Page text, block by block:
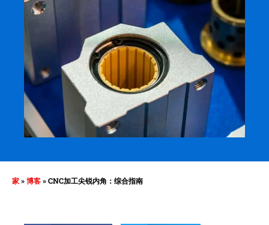
家»博客»CNC加工尖锐内角：综合指南